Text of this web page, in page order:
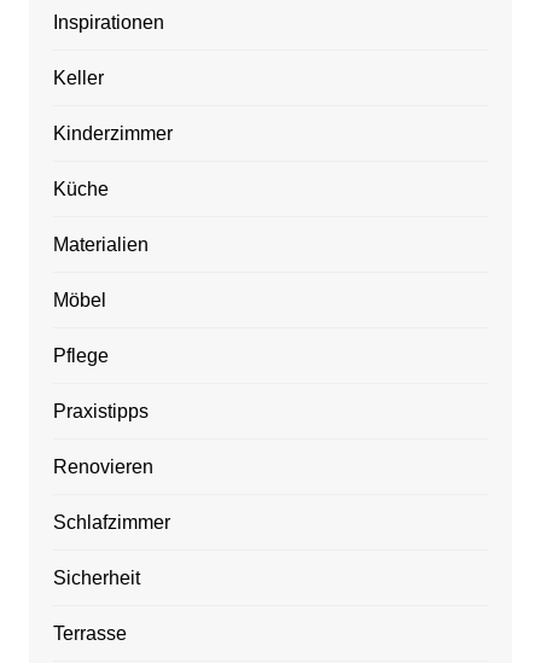
Inspirationen
Keller
Kinderzimmer
Küche
Materialien
Möbel
Pflege
Praxistipps
Renovieren
Schlafzimmer
Sicherheit
Terrasse